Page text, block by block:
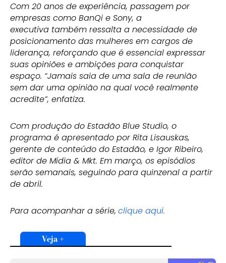
Com 20 anos de experiência, passagem por
empresas como BanQi e Sony, a
executiva também ressalta a necessidade de
posicionamento das mulheres em cargos de
liderança, reforçando que é essencial expressar
suas opiniões e ambições para conquistar
espaço. “Jamais saia de uma sala de reunião
sem dar uma opinião na qual você realmente
acredite”, enfatiza.
Com produção do Estadão Blue Studio, o
programa é apresentado por Rita Lisauskas,
gerente de conteúdo do Estadão, e Igor Ribeiro,
editor de Mídia & Mkt. Em março, os episódios
serão semanais, seguindo para quinzenal a partir
de abril.
Para acompanhar a série, clique aqui.
Veja +